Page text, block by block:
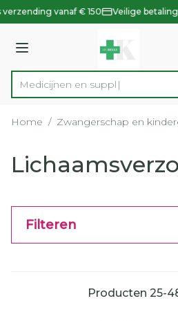
Ga naar de inhoud
1 van 1vanaf € 150 Veilige
Menu
Product, merk, categorie...
M
Home / Zwangerschap en
Filteren
Producten 25-